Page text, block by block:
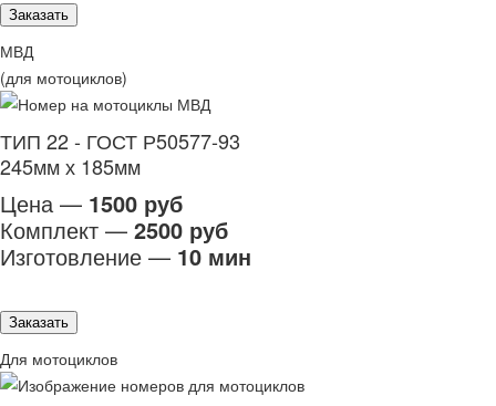
Заказать
МВД
(для мотоциклов)
ТИП 22 - ГОСТ Р50577-93
245мм х 185мм
Цена — 1500 руб
Комплект — 2500 руб
Изготовление — 10 мин
Заказать
Для мотоциклов